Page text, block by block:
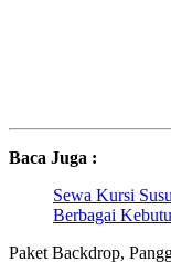
Baca Juga :
Sewa Kursi
Berbagai
Paket Backdrop,